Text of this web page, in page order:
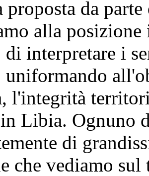
proposta da
alla posizione
di interpretare i
uniformando
l'integrità
Libia. Ognuno
di
che vediamo